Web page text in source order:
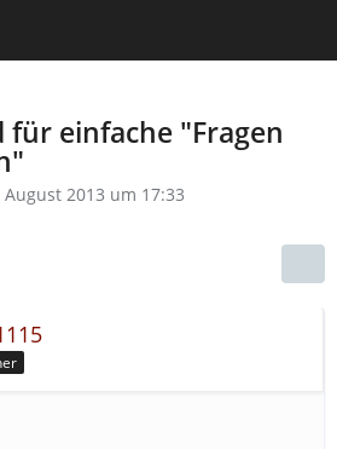
für einfache "Fragen
August 2013 um 17:33